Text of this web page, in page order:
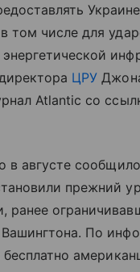
Украине
том числе для
ЦРУ
Atlantic со
в августе
прежний
ранее
По